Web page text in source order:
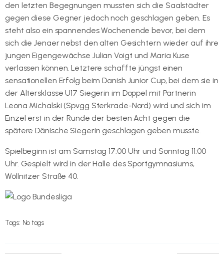
den letzten Begegnungen mussten sich die Saalstädter
gegen diese Gegner jedoch noch geschlagen geben. Es
steht also ein spannendes Wochenende bevor, bei dem
sich die Jenaer nebst den alten Gesichtern wieder auf ihre
jungen Eigengewächse Julian Voigt und Maria Kuse
verlassen können. Letztere schaffte jüngst einen
sensationellen Erfolg beim Danish Junior Cup, bei dem sie in
der Altersklasse U17 Siegerin im Doppel mit Partnerin
Leona Michalski (Spvgg Sterkrade-Nord) wird und sich im
Einzel erst in der Runde der besten Acht gegen die
spätere Dänische Siegerin geschlagen geben musste.
Spielbeginn ist am Samstag 17:00 Uhr und Sonntag 11:00
Uhr. Gespielt wird in der Halle des Sportgymnasiums,
Wöllnitzer Straße 40.
Tags: No tags